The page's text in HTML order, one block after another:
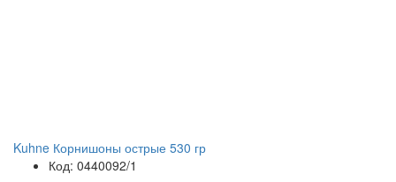
Kuhne Корнишоны острые 530 гр
Код: 0440092/1